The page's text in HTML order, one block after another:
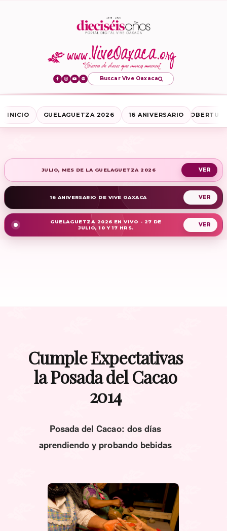
Buscar Vive Oaxaca
INICIO GUELAGUETZA 2026 16 ANIVERSARIO
JULIO, MES DE LA GUELAGUETZA 2026
16 ANIVERSARIO DE VIVE OAXACA
GUELAGUETZA 2026 EN VIVO - 27 DE
JULIO, 10 Y 17 HRS.
Cumple Expectativas
la Posada del Cacao
2014
Posada del Cacao: dos días
aprendiendo y probando bebidas